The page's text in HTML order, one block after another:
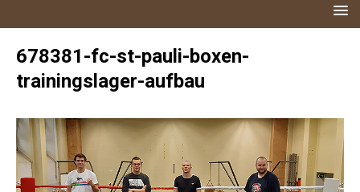
678381-fc-st-pauli-boxen-
trainingslager-aufbau